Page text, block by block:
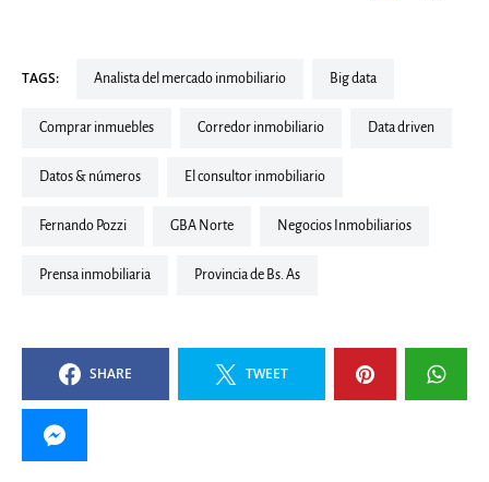
TAGS: Analista del mercado inmobiliario Big data
Comprar inmuebles corredor inmobiliario Data driven
Datos & números El consultor inmobiliario
Fernando Pozzi GBA Norte Negocios Inmobiliarios
Prensa inmobiliaria Provincia de Bs. As
SHARE TWEET